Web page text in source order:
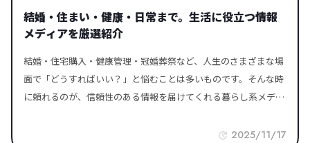
結婚・住まい・健康・日常まで。生活に役立つ情報
メディアを厳選紹介
結婚・住宅購入・健康管理・冠婚葬祭など、人生のさまざまな場
面で「どうすればいい？」と悩むことは多いものです。そんな時
に頼れるのが、信頼性のある情報を届けてくれる暮らし系メディ
や、実際の体験談が読めるサイトなど、暮らしに寄り添った情報
2025/11/17